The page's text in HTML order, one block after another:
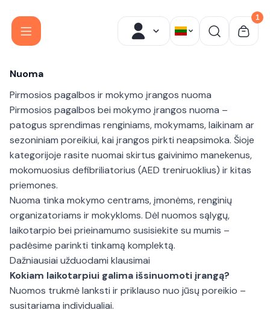
Skip
content
Menu
1
Nuoma
Pirmosios pagalbos ir mokymo įrangos nuoma
Pirmosios pagalbos bei mokymo įrangos nuoma –
patogus sprendimas renginiams, mokymams, laikinam ar
sezoniniam poreikiui, kai įrangos pirkti neapsimoka. Šioje
kategorijoje rasite nuomai skirtus gaivinimo manekenus,
mokomuosius defibriliatorius (AED treniruoklius) ir kitas
priemones.
Nuoma tinka mokymo centrams, įmonėms, renginių
organizatoriams ir mokykloms. Dėl nuomos sąlygų,
laikotarpio bei prieinamumo susisiekite su mumis –
padėsime parinkti tinkamą komplektą.
Dažniausiai užduodami klausimai
Kokiam laikotarpiui galima išsinuomoti įrangą?
Nuomos trukmė lanksti ir priklauso nuo jūsų poreikio –
susitariama individualiai.